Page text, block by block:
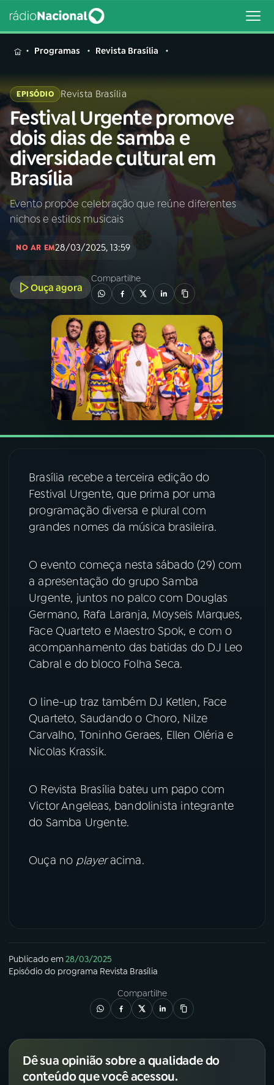
MENU
Buscar
na
Rádio
Nacional
Buscar
01INÍCIO
PROGRAMAÇÃO
PROGRAMAS
PODCASTS
FESTIVAL DE MÚSICA
YouTube Facebook
Instagram X
TikTok
Programas Revista Brasília
EPISÓDIO Revista Brasília
Festival Urgente promove
dois dias de samba e
diversidade cultural em
Brasília
Evento propõe celebração que reúne diferentes
nichos e estilos musicais
NO AR EM28/03/2025, 13:59
Ouça agora
Compartilhe
Brasília recebe a terceira edição do
Festival Urgente, que prima por uma
programação diversa e plural com
grandes nomes da música brasileira.
O evento começa nesta sábado (29) com
a apresentação do grupo Samba
Urgente, juntos no palco com Douglas
Germano, Rafa Laranja, Moyseis Marques,
Face Quarteto e Maestro Spok, e com o
acompanhamento das batidas do DJ Leo
Cabral e do bloco Folha Seca.
O line-up traz também DJ Ketlen, Face
Quarteto, Saudando o Choro, Nilze
Carvalho, Toninho Geraes, Ellen Oléria e
Nicolas Krassik.
O Revista Brasília bateu um papo com
Victor Angeleas, bandolinista integrante
do Samba Urgente.
Ouça no playeracima.
Publicado em28/03/2025
Episódio do programa Revista Brasília
Compartilhe
Dê sua opinião sobre a qualidade do
conteúdo que você acessou.